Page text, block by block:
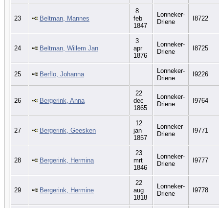
23 Beltman, Mannes
8
feb
1847
Lonneker-
Driene
I8722
24 Beltman, Willem Jan
3
apr
1876
Lonneker-
Driene
I8725
25 Berflo, Johanna
Lonneker-
Driene
I9226
26 Bergerink, Anna
22
dec
1865
Lonneker-
Driene
I9764
27 Bergerink, Geesken
12
jan
1857
Lonneker-
Driene
I9771
28 Bergerink, Hermina
23
mrt
1846
Lonneker-
Driene
I9777
29 Bergerink, Hermine
22
aug
1818
Lonneker-
Driene
I9778